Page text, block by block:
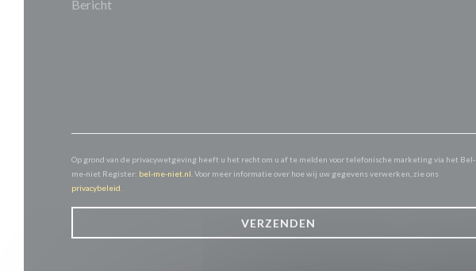
Op grond van de privacywetgeving heeft u het recht om u af te melden voor telefonische marketing via het Bel-
me-niet Register: bel-me-niet.nl . Voor meer informatie over hoe wij uw gegevens verwerken, zie ons
privacybeleid